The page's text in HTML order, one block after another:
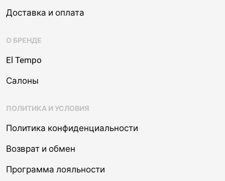
Доставка и оплата
О БРЕНДЕ
El Tempo
Салоны
ПОЛИТИКА И УСЛОВИЯ
Политика конфиденциальности
Возврат и обмен
Программа лояльности